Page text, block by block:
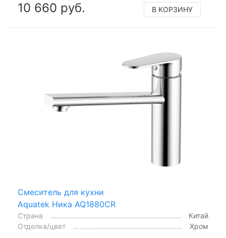
10 660 руб. В КОРЗИНУ
Смеситель для кухни
Aquatek Ника AQ1880CR
Страна
Китай
Отделка/цвет
Хром